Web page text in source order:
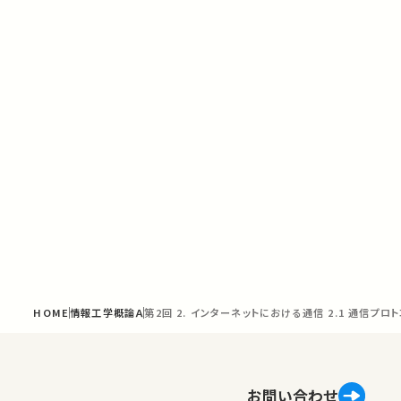
HOME情報工学概論Ａ第2回 2. インターネットにおける通信 2.1 通信プロト
お問い合わせ